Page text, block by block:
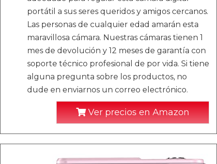
portátil a sus seres queridos y amigos cercanos.
Las personas de cualquier edad amarán esta
maravillosa cámara. Nuestras cámaras tienen 1
mes de devolución y 12 meses de garantía con
soporte técnico profesional de por vida. Si tiene
alguna pregunta sobre los productos, no
dude en enviarnos un correo electrónico.
Ver precios en Amazon